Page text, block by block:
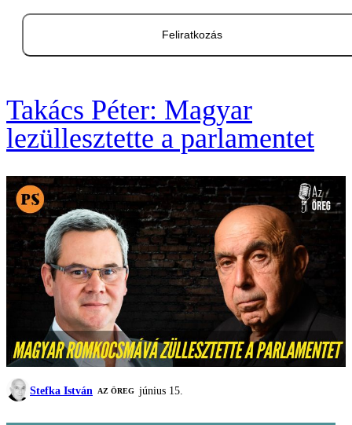
Feliratkozás
Takács Péter: Magyar
lezüllesztette a parlamentet
Stefka István AZ ÖREG június 15.